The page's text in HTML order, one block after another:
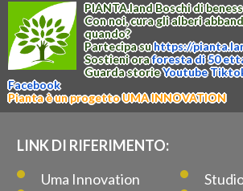
PIANTA.landBoschi di
Con noi, cura gli alberi
quando?
Partecipa suhttps://pianta.
Sostieni oraforesta di 50
Guarda storieYoutube
Facebook
Pianta è un progetto UMA INNOVATION
LINK DI RIFERIMENTO:
Uma Innovation